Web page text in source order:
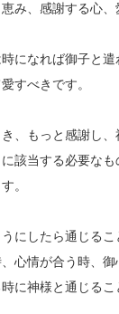
み、感謝する心
になれば御子と
すべきです。
、もっと感謝し
該当する必要な
。
にしたら通じる
心情が合う時、
に神様と通じるこ